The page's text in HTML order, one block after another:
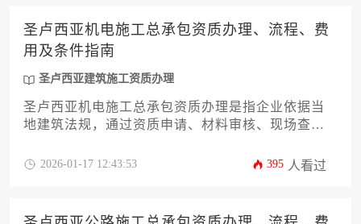
圣卢西亚机电施工总承包资质办理、流程、费
用及条件指南
圣卢西亚建筑施工资质办理
圣卢西亚机电施工总承包资质办理是指企业依据当
地建筑法规，通过资质申请、材料审核、现场查验
程涉及明确的资金要求、专业技术人员配置、工程
2026-01-17 12:43:53 395 人看过